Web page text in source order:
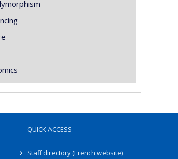
QUICK ACCESS
Staff directory (French website)